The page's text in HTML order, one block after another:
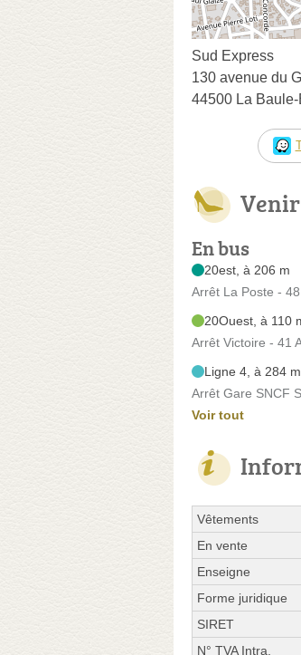
Sud Express
130 avenue du
44500 La
En bus
20est, à 206 m
Arrêt La Poste -
20Ouest, à 110
Arrêt Victoire - 41
Ligne 4, à 284 m
Arrêt Gare SNCF
Voir tout
Vêtements
En vente
Enseigne
Forme juridique
SIRET
N° TVA Intra.